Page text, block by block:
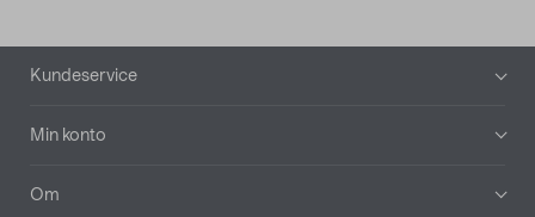
Bunntekst
Kundeservice
Min konto
Om